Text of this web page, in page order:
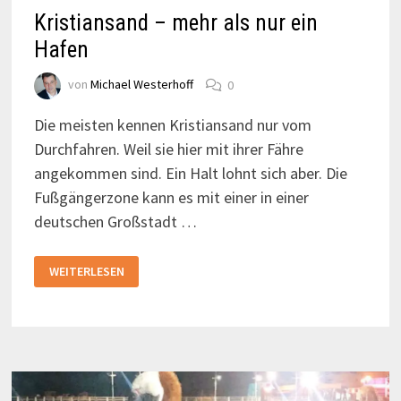
Kristiansand – mehr als nur ein
Hafen
von Michael Westerhoff 0
Die meisten kennen Kristiansand nur vom
Durchfahren. Weil sie hier mit ihrer Fähre
angekommen sind. Ein Halt lohnt sich aber. Die
Fußgängerzone kann es mit einer in einer
deutschen Großstadt …
–
MEHR
WEITERLESEN